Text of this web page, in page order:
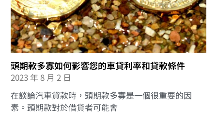
頭期款多寡如何影響您的車貸利率和貸款條件
2023 年 8 月 2 日
在談論汽車貸款時，頭期款多寡是一個很重要的因
素。頭期款對於借貸者可能會